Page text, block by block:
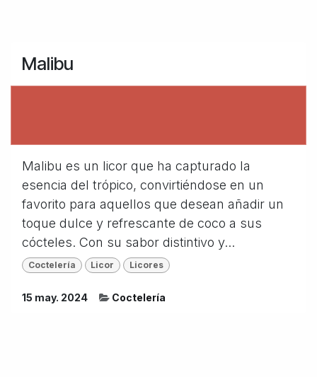
Malibu
Malibu es un licor que ha capturado la
esencia del trópico, convirtiéndose en un
favorito para aquellos que desean añadir un
toque dulce y refrescante de coco a sus
cócteles. Con su sabor distintivo y...
Coctelería Licor Licores
15 may. 2024 Coctelería